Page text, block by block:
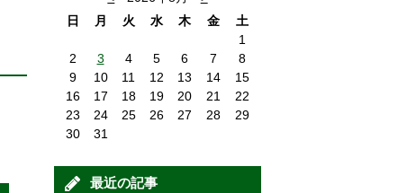
日
月 火 水 木 金
土
1
2
3 4 5 6 7
8
9
10 11 12 13 14
15
16
17 18 19 20 21
22
23
24 25 26 27 28
29
30
31
最近の記事